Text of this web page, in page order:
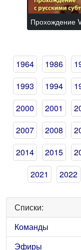
Прохождение
1964 1986
1993
1994
2000
2001
2007
2008
2014
2015
2021
2022
Списки:
Команды
Эфиры